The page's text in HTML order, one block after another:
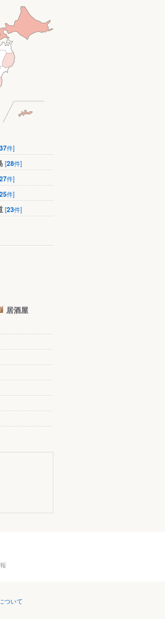
37件]
[28件]
27件]
25件]
[23件]
居酒屋
ついて